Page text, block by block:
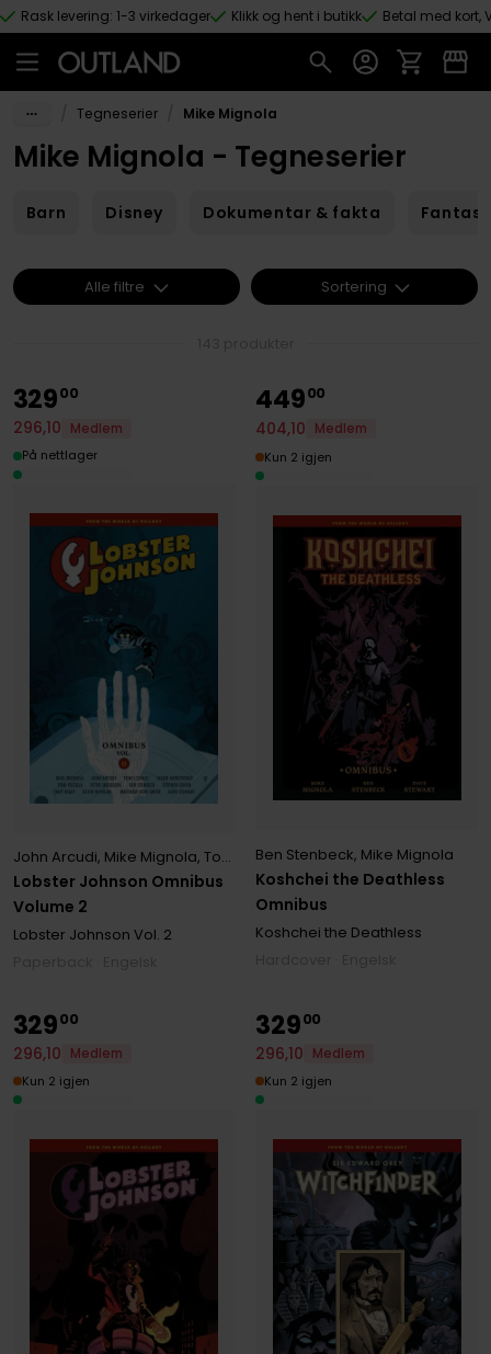
Hopp til hovedinnhold
Rask levering: 1-3 virkedager Klikk og hent i butikk Betal med kort,
Tegneserier Mike Mignola
Mike Mignola - Tegneserier
Barn Disney Dokumentar & fakta Fantasy
Lobster Johnson Omnibus
Volume 2
John Arcudi, Mike Mignola, Tonci Zonjic
Lobster Johnson Vol. 2
32900
296,10
Medlem
På nettlager
Koshchei the Deathless
Omnibus
Ben Stenbeck, Mike Mignola
Koshchei the Deathless
44900
404,10
Medlem
Kun 2 igjen
32900
296,10
Medlem
Kun 2 igjen
32900
296,10
Medlem
Kun 2 igjen
Alle filtre Sortering